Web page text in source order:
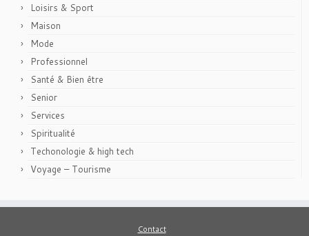
Loisirs & Sport
Maison
Mode
Professionnel
Santé & Bien être
Senior
Services
Spiritualité
Techonologie & high tech
Voyage – Tourisme
Contact